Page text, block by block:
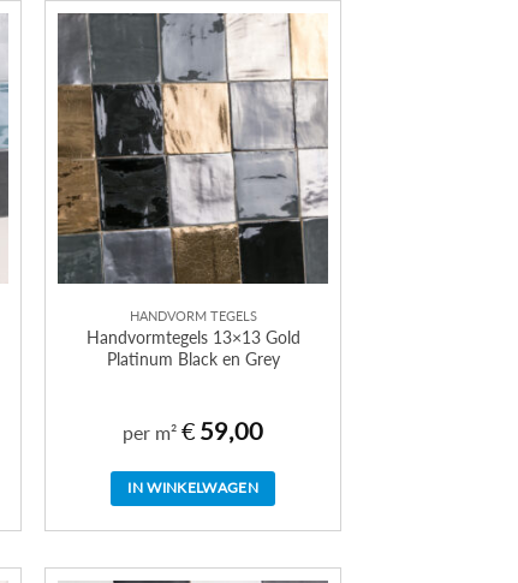
HANDVORM TEGELS
Handvormtegels 13×13 Gold
Platinum Black en Grey
per m²€ 59,00
IN WINKELWAGEN